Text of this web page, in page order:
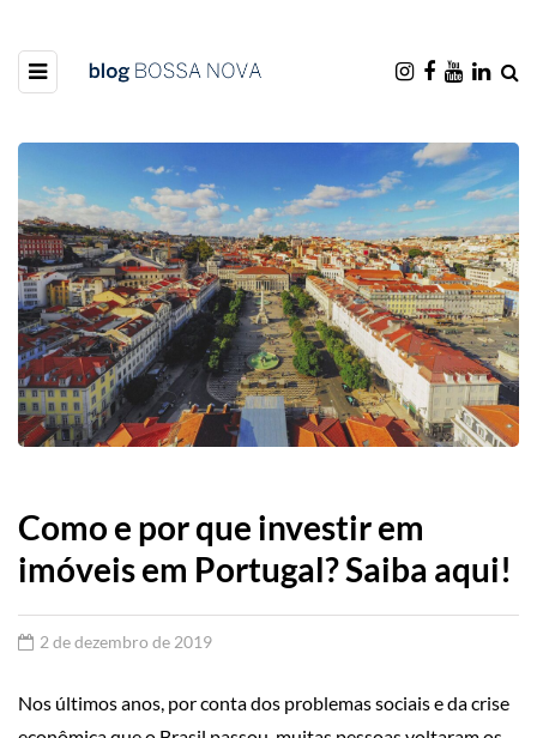
Como e por que investir em
imóveis em Portugal? Saiba aqui!
2 de dezembro de 2019
Nos últimos anos, por conta dos problemas sociais e da crise